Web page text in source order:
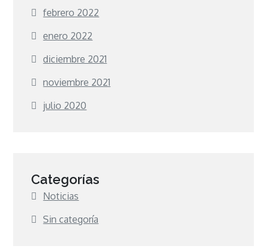
febrero 2022
enero 2022
diciembre 2021
noviembre 2021
julio 2020
Categorías
Noticias
Sin categoría